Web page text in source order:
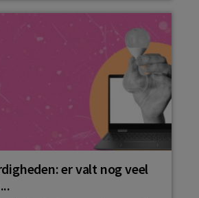
er valt nog veel